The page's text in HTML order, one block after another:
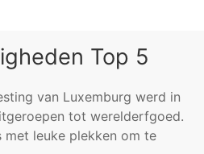
Top 5
van Luxemburg werd in
tot werelderfgoed.
met leuke plekken om te